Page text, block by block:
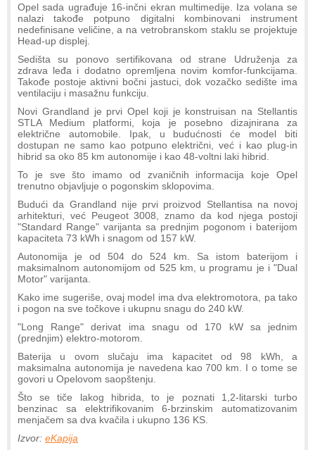
Opel sada ugrađuje 16-inčni ekran multimedije. Iza volana se
nalazi takođe potpuno digitalni kombinovani instrument
nedefinisane veličine, a na vetrobranskom staklu se projektuje
Head-up displej.
Sedišta su ponovo sertifikovana od strane Udruženja za
zdrava leđa i dodatno opremljena novim komfor-funkcijama.
Takođe postoje aktivni bočni jastuci, dok vozačko sedište ima
ventilaciju i masažnu funkciju.
Novi Grandland je prvi Opel koji je konstruisan na Stellantis
STLA Medium platformi, koja je posebno dizajnirana za
električne automobile. Ipak, u budućnosti će model biti
dostupan ne samo kao potpuno električni, već i kao plug-in
hibrid sa oko 85 km autonomije i kao 48-voltni laki hibrid.
To je sve što imamo od zvaničnih informacija koje Opel
trenutno objavljuje o pogonskim sklopovima.
Budući da Grandland nije prvi proizvod Stellantisa na novoj
arhitekturi, već Peugeot 3008, znamo da kod njega postoji
"Standard Range" varijanta sa prednjim pogonom i baterijom
kapaciteta 73 kWh i snagom od 157 kW.
Autonomija je od 504 do 524 km. Sa istom baterijom i
maksimalnom autonomijom od 525 km, u programu je i "Dual
Motor" varijanta.
Kako ime sugeriše, ovaj model ima dva elektromotora, pa tako
i pogon na sve točkove i ukupnu snagu do 240 kW.
"Long Range" derivat ima snagu od 170 kW sa jednim
(prednjim) elektro-motorom.
Baterija u ovom slučaju ima kapacitet od 98 kWh, a
maksimalna autonomija je navedena kao 700 km. I o tome se
govori u Opelovom saopštenju.
Što se tiče lakog hibrida, to je poznati 1,2-litarski turbo
benzinac sa elektrifikovanim 6-brzinskim automatizovanim
menjačem sa dva kvačila i ukupno 136 KS.
Izvor: eKapija